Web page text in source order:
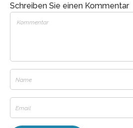
Schreiben Sie einen Kommentar